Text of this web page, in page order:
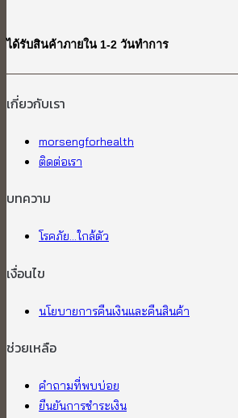
ได้รับสินค้าภายใน 1-2 วันทำการ
เกี่ยวกับเรา​
morsengforhealth
ติดต่อเรา
บทความ
โรคภัย...ใกล้ตัว
เงื่อนไข
นโยบายการคืนเงินและคืนสินค้า
ช่วยเหลือ
คำถามที่พบบ่อย
ยืนยันการชำระเงิน